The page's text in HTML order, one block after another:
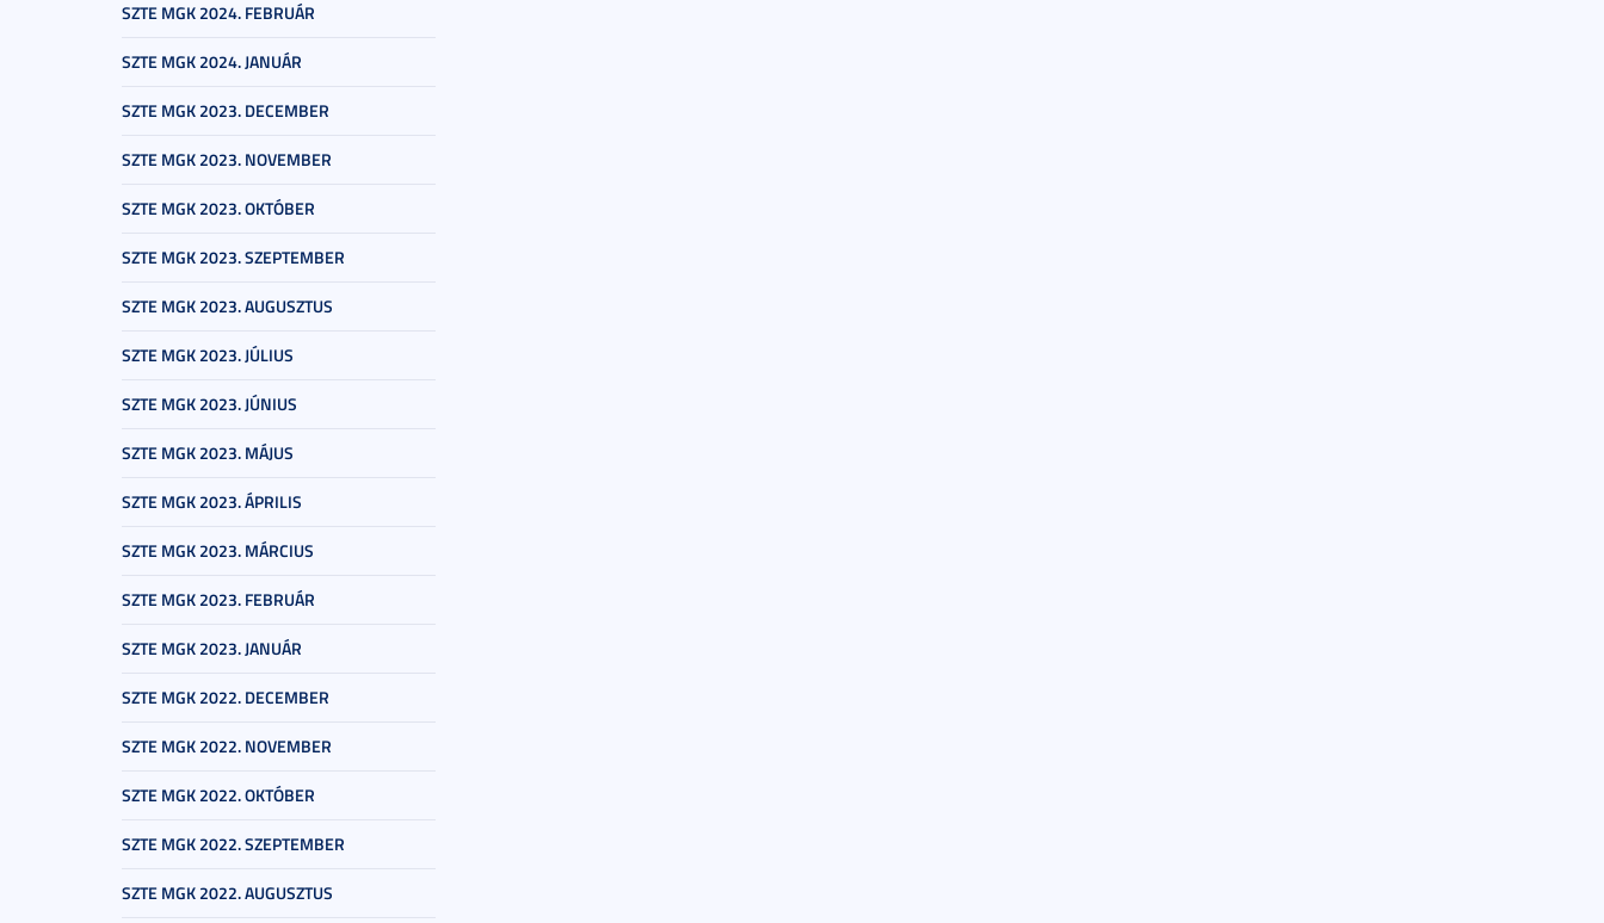
SZTE MGK 2024. FEBRUÁR
SZTE MGK 2024. JANUÁR
SZTE MGK 2023. DECEMBER
SZTE MGK 2023. NOVEMBER
SZTE MGK 2023. OKTÓBER
SZTE MGK 2023. SZEPTEMBER
SZTE MGK 2023. AUGUSZTUS
SZTE MGK 2023. JÚLIUS
SZTE MGK 2023. JÚNIUS
SZTE MGK 2023. MÁJUS
SZTE MGK 2023. ÁPRILIS
SZTE MGK 2023. MÁRCIUS
SZTE MGK 2023. FEBRUÁR
SZTE MGK 2023. JANUÁR
SZTE MGK 2022. DECEMBER
SZTE MGK 2022. NOVEMBER
SZTE MGK 2022. OKTÓBER
SZTE MGK 2022. SZEPTEMBER
SZTE MGK 2022. AUGUSZTUS